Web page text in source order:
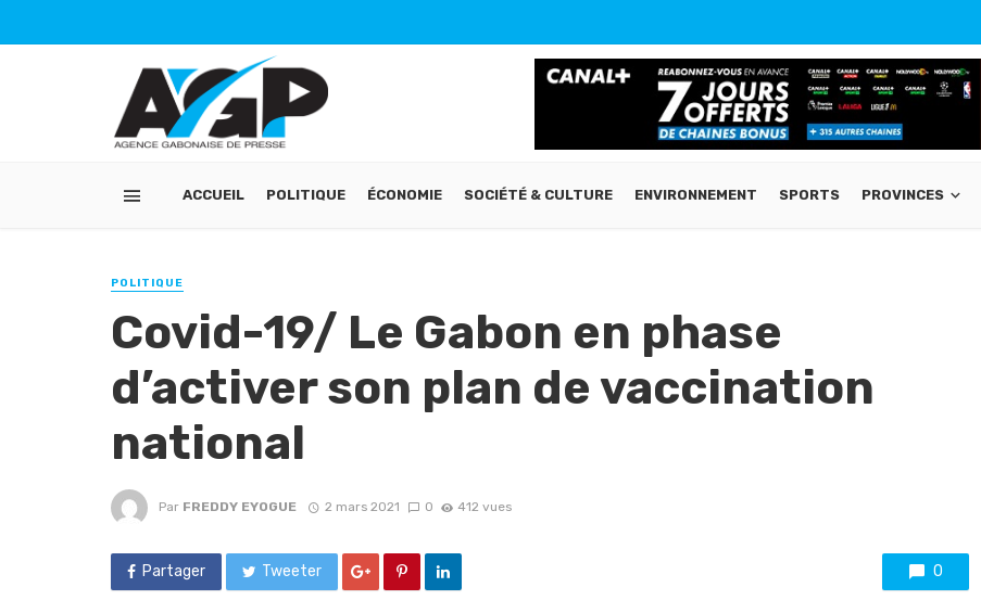
ACCUEIL POLITIQUE ÉCONOMIE SOCIÉTÉ & CULTURE ENVIRONNEMENT SPORTS PROVINCES
POLITIQUE
Covid-19/ Le Gabon en phase
d’activer son plan de vaccination
national
Par FREDDY EYOGUE 2 mars 2021 0 412 vues
Partager Tweeter 0